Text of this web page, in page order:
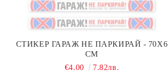
СТИКЕР ГАРАЖ НЕ ПАРКИРАЙ - 70Х6
СМ
€4.00
7.82лв.